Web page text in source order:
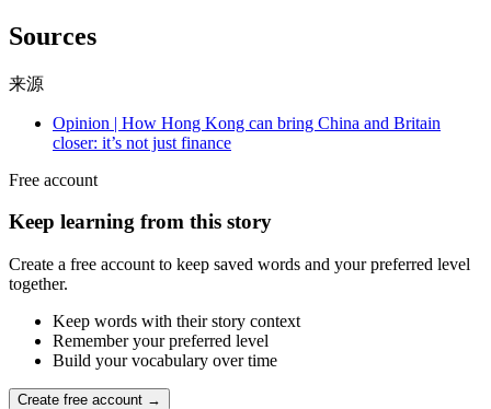
Sources
来源
Opinion | How Hong Kong can bring China and Britain
closer: it’s not just finance
Free account
Keep learning from this story
Create a free account to keep saved words and your preferred level
together.
Keep words with their story context
Remember your preferred level
Build your vocabulary over time
Create free account →